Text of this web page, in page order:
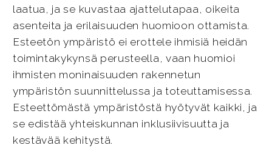
laatua, ja se kuvastaa ajattelutapaa, oikeita
asenteita ja erilaisuuden huomioon ottamista.
Esteetön ympäristö ei erottele ihmisiä heidän
toimintakykynsä perusteella, vaan huomioi
ihmisten moninaisuuden rakennetun
ympäristön suunnittelussa ja toteuttamisessa.
Esteettömästä ympäristöstä hyötyvät kaikki, ja
se edistää yhteiskunnan inklusiivisuutta ja
kestävää kehitystä.